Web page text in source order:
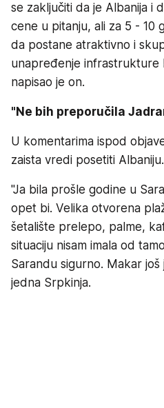
se zaključiti da je Albanija i
cene u pitanju, ali za 5 - 10
da postane atraktivno i
unapređenje infrastrukture
napisao je on.
"Ne bih preporučila
U komentarima ispod
zaista vredi posetiti Albaniju.
"Ja bila prošle godine u
opet bi. Velika otvorena
šetalište prelepo, palme,
situaciju nisam imala od
Sarandu sigurno. Makar još
jedna Srpkinja.